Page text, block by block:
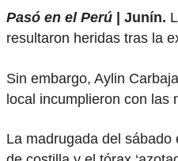
Pasó en el Perú | Junín.
resultaron heridas tras la
Sin embargo, Aylin
local incumplieron con las
La madrugada del